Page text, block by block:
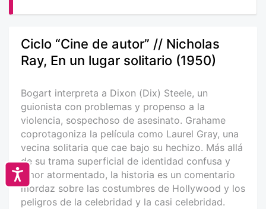
Accesibilidad
Ciclo “Cine de autor” // Nicholas
Ray, En un lugar solitario (1950)
Bogart interpreta a Dixon (Dix) Steele, un
guionista con problemas y propenso a la
violencia, sospechoso de asesinato. Grahame
coprotagoniza la película como Laurel Gray, una
vecina solitaria que cae bajo su hechizo. Más allá
de su trama superficial de identidad confusa y
amor atormentado, la historia es un comentario
mordaz sobre las costumbres de Hollywood y los
peligros de la celebridad y la casi celebridad.